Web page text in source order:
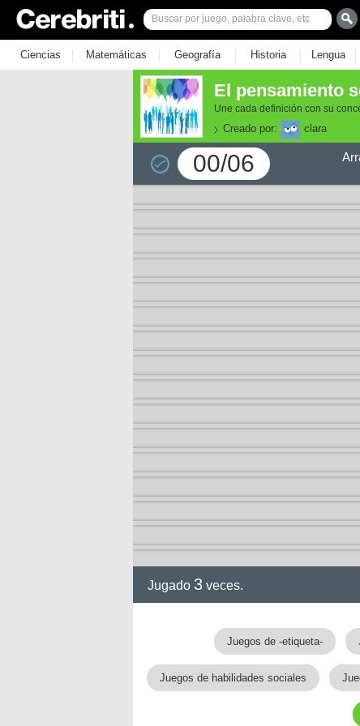
Ciencias | Matemáticas | Geografía | Historia | Lengua |
El pensamiento
Une cada definición con su
Creado por: clara
00/06
Jugado 3 veces.
Juegos de -etiqueta-
Juegos de habilidades sociales